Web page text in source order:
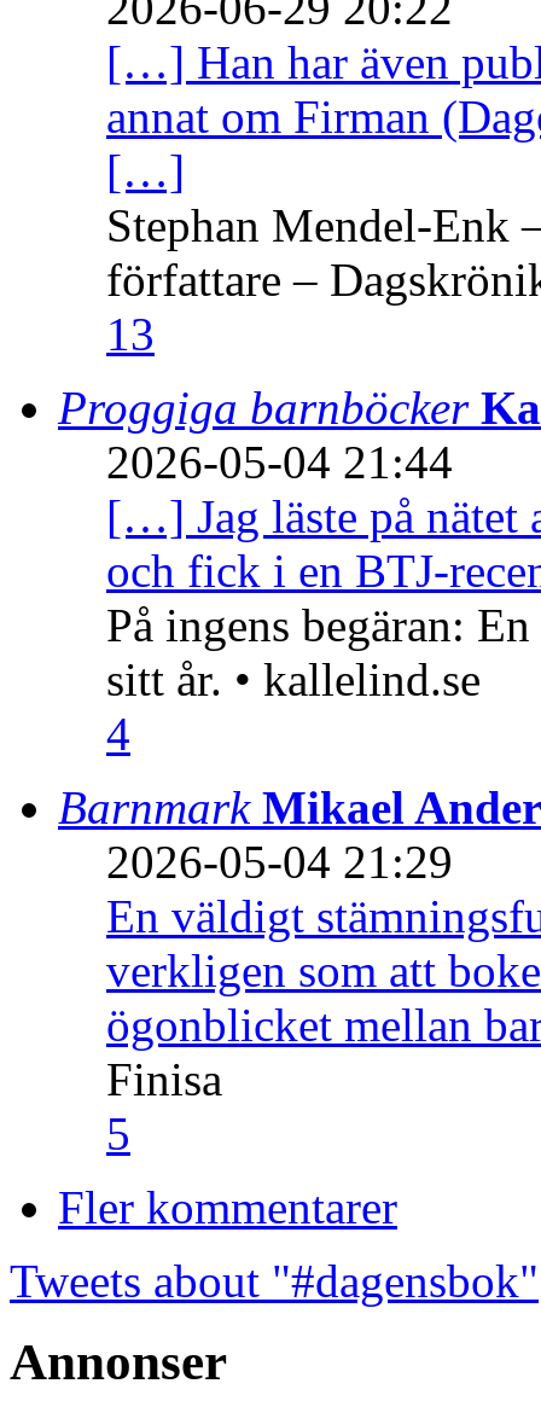
[…] Han har även
annat om Firman
[…]
Stephan Mendel-Enk
författare –
13
Proggiga barnböcker
2026-05-04 21:44
[…] Jag läste på nätet
och fick i en BTJ-
På ingens begäran:
sitt år. • kallelind.se
4
Barnmark Mikael
2026-05-04 21:29
En väldigt
verkligen som att
ögonblicket mellan
Finisa
5
Fler kommentarer
Tweets about "#dagensbok"
Annonser